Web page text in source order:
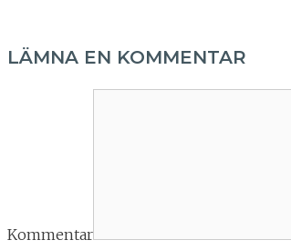
LÄMNA EN KOMMENTAR
Kommentar